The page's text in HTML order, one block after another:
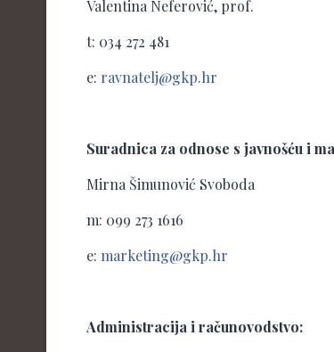
Valentina Neferović, prof.
t: 034 272 481
e: ravnatelj@gkp.hr
Suradnica za odnose s javnošću i
Mirna Šimunović Svoboda
m: 099 273 1616
e: marketing@gkp.hr
Administracija i računovodstvo: